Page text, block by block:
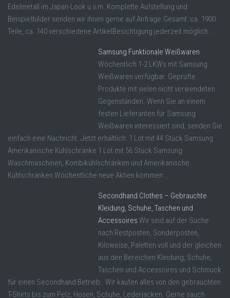
Edelmetall im Japan-Look u.v.m. Komplette Aufstellung und
Beispielbilder senden wir ihnen gerne auf Anfrage.Gesamt: ca. 1900
Teile, ca. 140 verschiedene ArtikelBesichtigung jederzeit möglich ...
Samsung Funktionale Weißwaren
Wöchentlich 1-2 LKWs mit Samsung
Weißwaren verfügbar. Geprüfte
Produkte mit vielen nicht verwendeten
Gegenständen. Wenn Sie an einem
festen Lieferanten für Samsung
Weißwaren interessiert sind, senden Sie
einfach eine Nachricht. Jetzt erhältlich: 1 Lot mit 44 Stück Samsung
Amerikanische Kühlschränke 1 Lot mit 56 Stück Samsung
Waschmaschinen, Kombikühlschränken und Amerikanische
Kühlschränken Wöchentliche neue Aktien kommen ...
Secondhand Clothes – Gebrauchte
Kleidung, Schuhe, Taschen und
Accessoires Wir sind auf der Suche
nach Restposten, Sonderposten,
Kiloweise, Paletten voll und der gleichen
aus den Bereichen Kleidung, Schuhe,
Taschen und Accessoires und Schmuck
für einen Secondhand Betrieb. Wir kaufen alles von den gebrauchten
T-Shirts bis zum Pelz, Hosen, Schuhe, Lederjacken. Gerne sauch